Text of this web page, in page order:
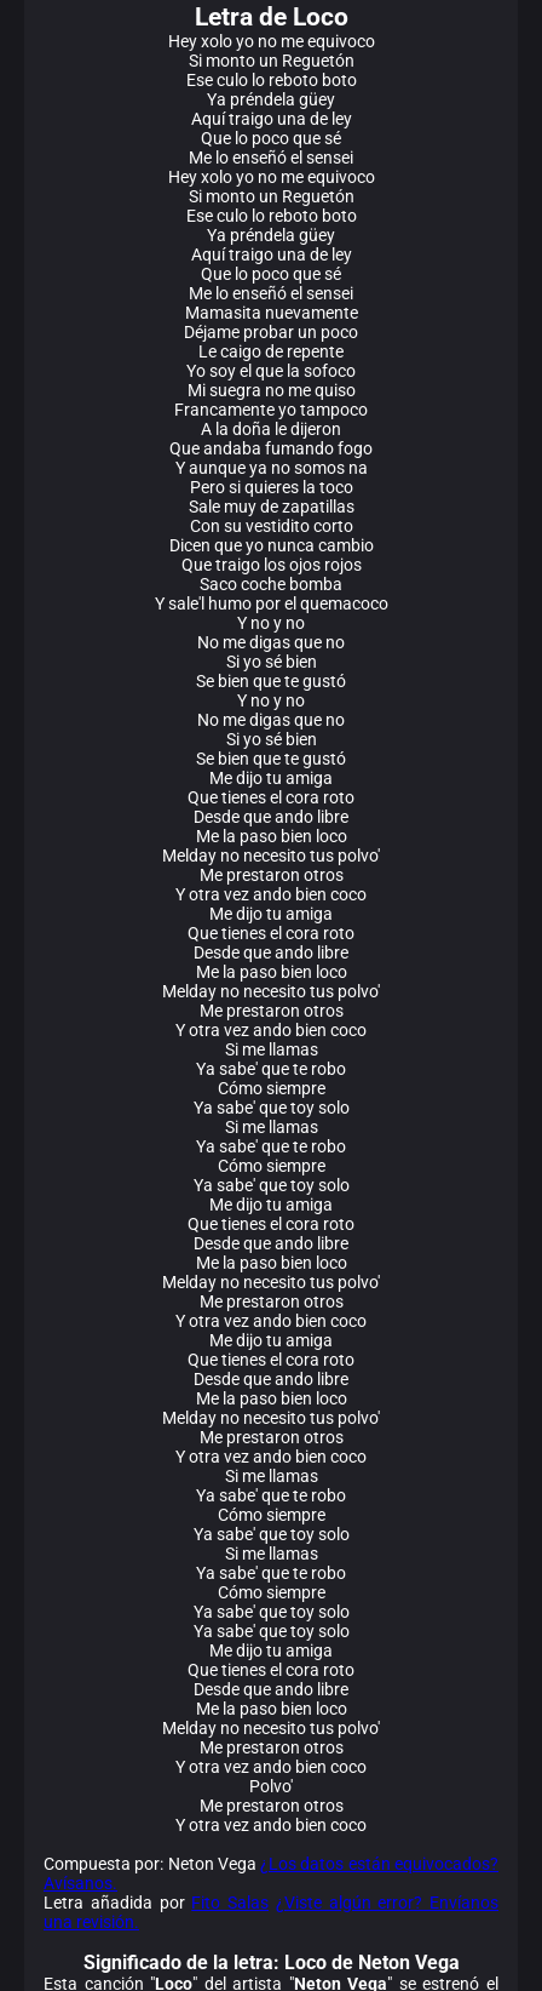
Letra de Loco
Hey xolo yo no me equivoco
Si monto un Reguetón
Ese culo lo reboto boto
Ya préndela güey
Aquí traigo una de ley
Que lo poco que sé
Me lo enseñó el sensei
Hey xolo yo no me equivoco
Si monto un Reguetón
Ese culo lo reboto boto
Ya préndela güey
Aquí traigo una de ley
Que lo poco que sé
Me lo enseñó el sensei
Mamasita nuevamente
Déjame probar un poco
Le caigo de repente
Yo soy el que la sofoco
Mi suegra no me quiso
Francamente yo tampoco
A la doña le dijeron
Que andaba fumando fogo
Y aunque ya no somos na
Pero si quieres la toco
Sale muy de zapatillas
Con su vestidito corto
Dicen que yo nunca cambio
Que traigo los ojos rojos
Saco coche bomba
Y sale'l humo por el quemacoco
Y no y no
No me digas que no
Si yo sé bien
Se bien que te gustó
Y no y no
No me digas que no
Si yo sé bien
Se bien que te gustó
Me dijo tu amiga
Que tienes el cora roto
Desde que ando libre
Me la paso bien loco
Melday no necesito tus polvo'
Me prestaron otros
Y otra vez ando bien coco
Me dijo tu amiga
Que tienes el cora roto
Desde que ando libre
Me la paso bien loco
Melday no necesito tus polvo'
Me prestaron otros
Y otra vez ando bien coco
Si me llamas
Ya sabe' que te robo
Cómo siempre
Ya sabe' que toy solo
Si me llamas
Ya sabe' que te robo
Cómo siempre
Ya sabe' que toy solo
Me dijo tu amiga
Que tienes el cora roto
Desde que ando libre
Me la paso bien loco
Melday no necesito tus polvo'
Me prestaron otros
Y otra vez ando bien coco
Me dijo tu amiga
Que tienes el cora roto
Desde que ando libre
Me la paso bien loco
Melday no necesito tus polvo'
Me prestaron otros
Y otra vez ando bien coco
Si me llamas
Ya sabe' que te robo
Cómo siempre
Ya sabe' que toy solo
Si me llamas
Ya sabe' que te robo
Cómo siempre
Ya sabe' que toy solo
Ya sabe' que toy solo
Me dijo tu amiga
Que tienes el cora roto
Desde que ando libre
Me la paso bien loco
Melday no necesito tus polvo'
Me prestaron otros
Y otra vez ando bien coco
Polvo'
Me prestaron otros
Y otra vez ando bien coco
Compuesta por: Neton Vega¿Los datos están equivocados?
Avísanos.
Letra añadida por Fito Salas ¿Viste algún error? Envíanos
una revisión.
Significado de la letra: Loco de Neton Vega
Esta canción "Loco" del artista "Neton Vega" se estrenó el